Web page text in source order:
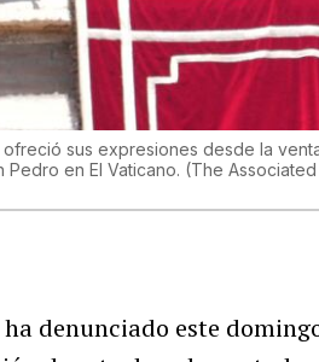
sus expresiones desde la
Pedro en El Vaticano. (The Associated
ha denunciado este